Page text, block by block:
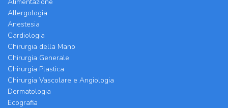
Allergologia
Anestesia
Cardiologia
Chirurgia della Mano
Chirurgia Generale
Chirurgia Plastica
Chirurgia Vascolare e Angiologia
Dermatologia
Ecografia